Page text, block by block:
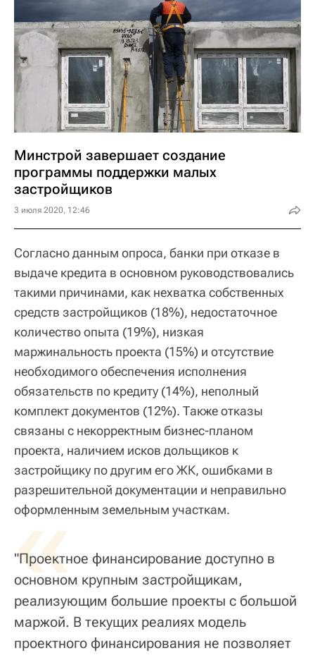
Минстрой завершает создание
программы поддержки малых
застройщиков
3 июля 2020, 12:46
Согласно данным опроса, банки при отказе в
выдаче кредита в основном руководствовались
такими причинами, как нехватка собственных
средств застройщиков (18%), недостаточное
количество опыта (19%), низкая
маржинальность проекта (15%) и отсутствие
необходимого обеспечения исполнения
обязательств по кредиту (14%), неполный
комплект документов (12%). Также отказы
связаны с некорректным бизнес-планом
проекта, наличием исков дольщиков к
застройщику по другим его ЖК, ошибками в
разрешительной документации и неправильно
оформленным земельным участкам.
«
"Проектное финансирование доступно в
основном крупным застройщикам,
реализующим большие проекты с большой
маржой. В текущих реалиях модель
проектного финансирования не позволяет